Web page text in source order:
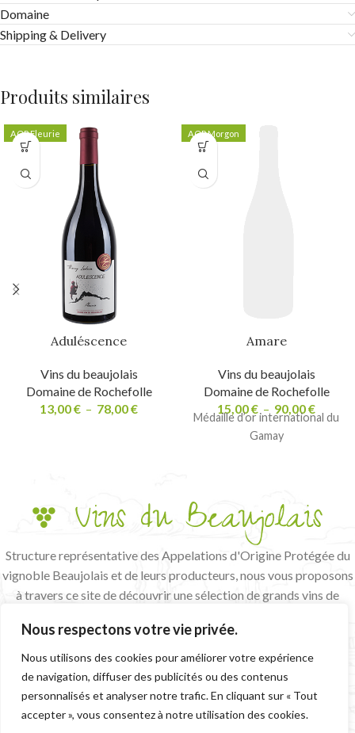
Nous respectons votre vie privée.
Nous utilisons des cookies pour améliorer votre expérience
de navigation, diffuser des publicités ou des contenus
personnalisés et analyser notre trafic. En cliquant sur « Tout
accepter », vous consentez à notre utilisation des cookies.
Domaine
Shipping & Delivery
Produits similaires
AOP Fleurie
Aduléscence
Vins du beaujolais
Domaine de Rochefolle
13,00€ – 78,00€
AOP Morgon
Amare
Vins du beaujolais
Domaine de Rochefolle
15,00€ – 90,00€
Médaille d’or international du
Gamay
Structure représentative des Appelations d'Origine Protégée du
vignoble Beaujolais et de leurs producteurs, nous vous proposons
à travers ce site de découvrir une sélection de grands vins de
L'abus d'alcool est dangereux pour la santé, à consommer avec
modération
CGVMENTIONS LÉGALES